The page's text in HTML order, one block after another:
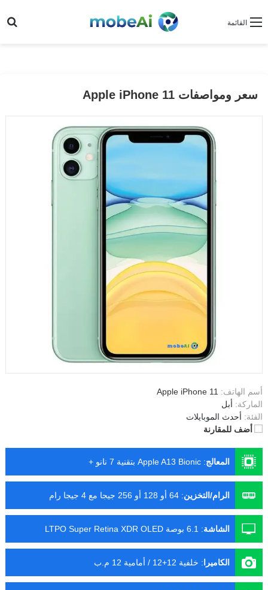
القائمة
سعر ومواصفات Apple iPhone 11
أسم الهاتف: Apple iPhone 11
الماركة: أبل
الفئة: أحدث الموبايلات
أضف للمقارنة
المعالج: Apple A13 Bionic بتقنية 7 نانو +
الرام/التخزين: 64 أو 128 أو 256 جيجا مع 4 جيجا رام
الشاشة: 6.1 بوصة LTPO Super Retina XDR OLED
الكاميرا : خلفية 12+12 / أمامية 12 م.ب